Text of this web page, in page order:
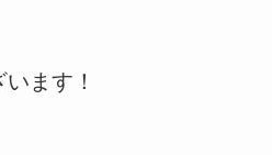
ます！